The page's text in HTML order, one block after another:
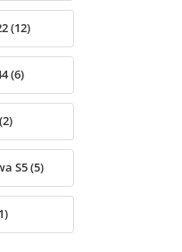
(12)
(6)
S5 (5)